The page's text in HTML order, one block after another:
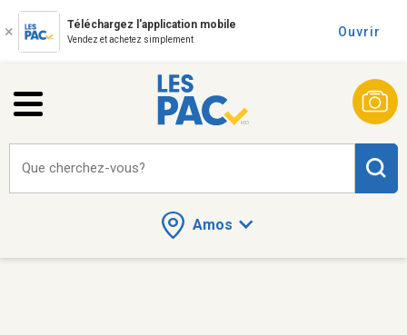
Téléchargez l'application mobile
Vendez et achetez simplement
Ouvrir
Amos
Que cherchez-vous?